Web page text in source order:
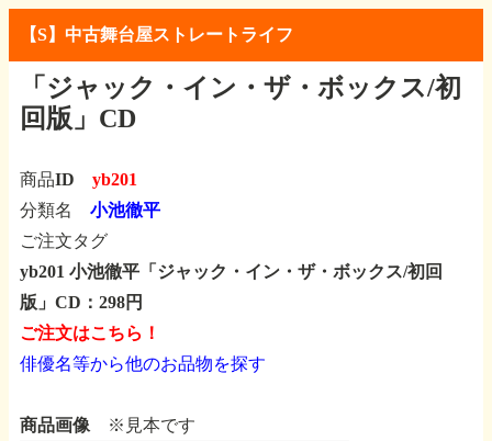
【S】中古舞台屋ストレートライフ
「ジャック・イン・ザ・ボックス/初
回版」CD
商品ID yb201
分類名 小池徹平
ご注文タグ
yb201 小池徹平「ジャック・イン・ザ・ボックス/初回
版」CD：298円
ご注文はこちら！
俳優名等から他のお品物を探す
商品画像 ※見本です